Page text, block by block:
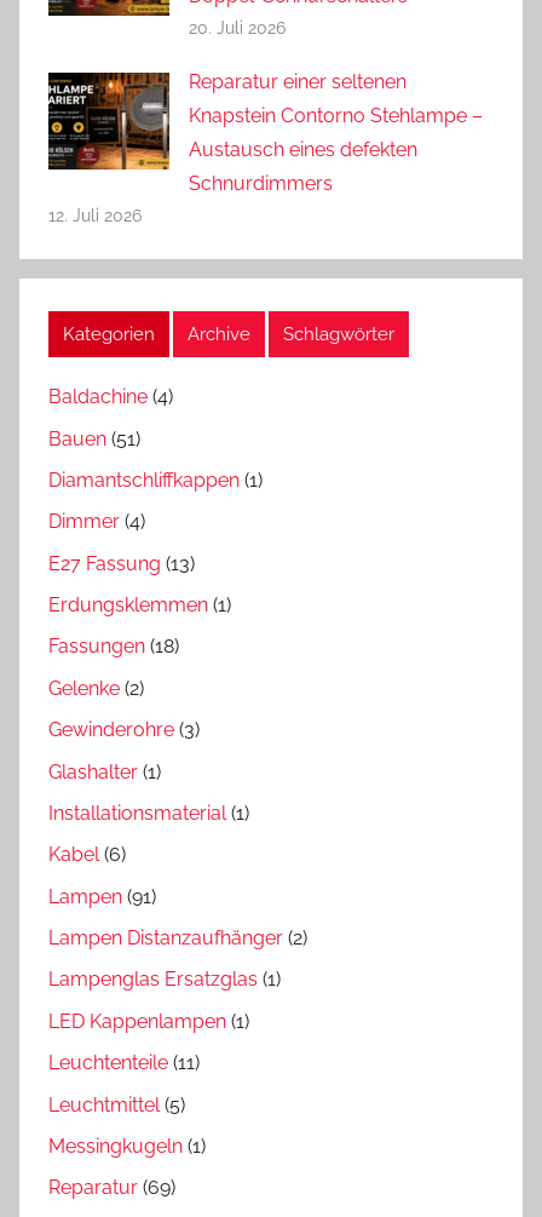
20. Juli 2026
Reparatur einer seltenen
Knapstein Contorno Stehlampe –
Austausch eines defekten
Schnurdimmers
12. Juli 2026
Kategorien Archive Schlagwörter
Baldachine (4)
Bauen (51)
Diamantschliffkappen (1)
Dimmer (4)
E27 Fassung (13)
Erdungsklemmen (1)
Fassungen (18)
Gelenke (2)
Gewinderohre (3)
Glashalter (1)
Installationsmaterial(1)
Kabel(6)
Lampen (91)
Lampen Distanzaufhänger (2)
Lampenglas Ersatzglas (1)
LED Kappenlampen (1)
Leuchtenteile (11)
Leuchtmittel (5)
Messingkugeln (1)
Reparatur (69)